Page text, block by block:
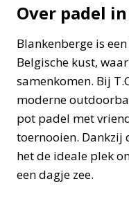
Over padel
Blankenberge is
Belgische kust,
samenkomen. Bij
moderne
pot padel met
toernooien. Dankzij
het de ideale plek
een dagje zee.